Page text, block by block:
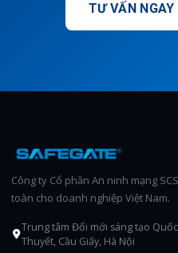
TƯ VẤN NGAY
Công ty Cổ phần An ninh mạng
toàn cho doanh nghiệp Việt Nam.
Trung tâm Đổi mới sáng tạo
Thuyết, Cầu Giấy, Hà Nội